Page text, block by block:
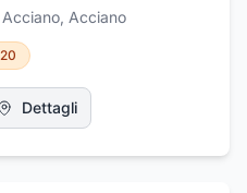
, Acciano
Dettagli